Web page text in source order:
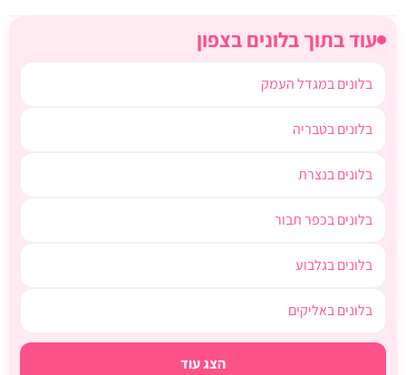
עוד בתוך בלונים בצפון
בלונים במגדל העמק
בלונים בטבריה
בלונים בנצרת
בלונים בכפר תבור
בלונים בגלבוע
בלונים באליקים
הצג עוד